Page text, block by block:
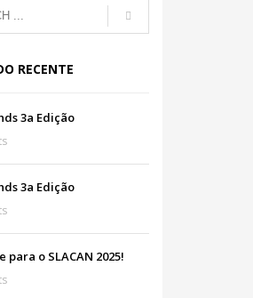
RECENTE
3a Edição
3a Edição
para o SLACAN 2025!